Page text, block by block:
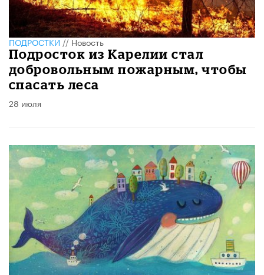
ПОДРОСТКИ//Новость
Подросток из Карелии стал
добровольным пожарным, чтобы
спасать леса
28 июля